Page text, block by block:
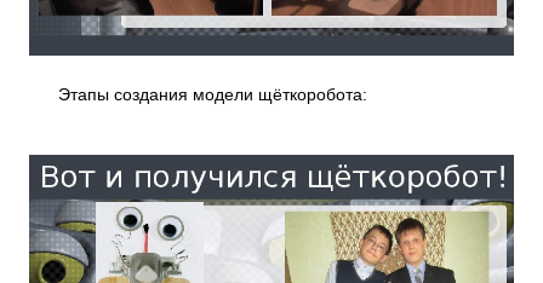
Этапы создания модели щёткоробота: